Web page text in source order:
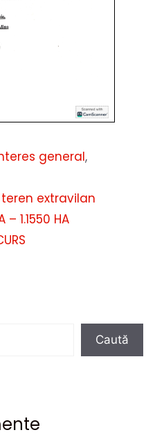
general,
extravilan
– 1.1550 HA
Caută